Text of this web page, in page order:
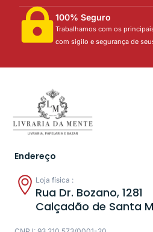
100% Seguro
Trabalhamos com os
com sigilo e segurança de
Endereço
Loja física :
Rua Dr. Bozano, 1281
Calçadão de Santa